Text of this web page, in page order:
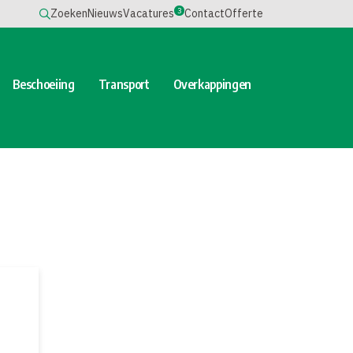
ZoekenNieuwsVacatures 3 ContactOfferte
Beschoeiing Transport Overkappingen